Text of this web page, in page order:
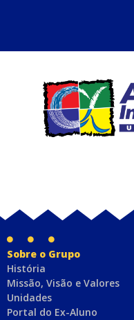
Sobre o Grupo
História
Missão, Visão e Valores
Unidades
Portal do Ex-Aluno